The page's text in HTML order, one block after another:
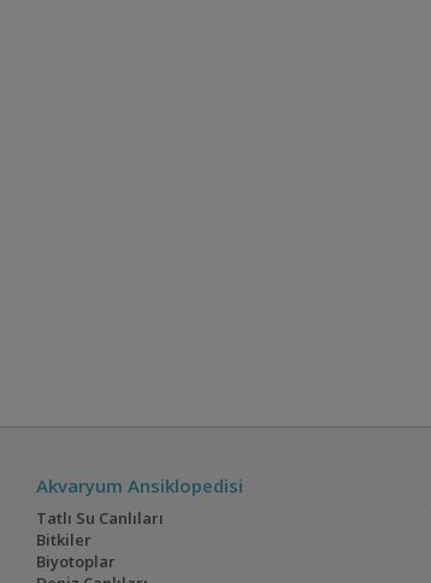
Akvaryum Ansiklopedisi
Tatlı Su Canlıları
Bitkiler
Biyotoplar